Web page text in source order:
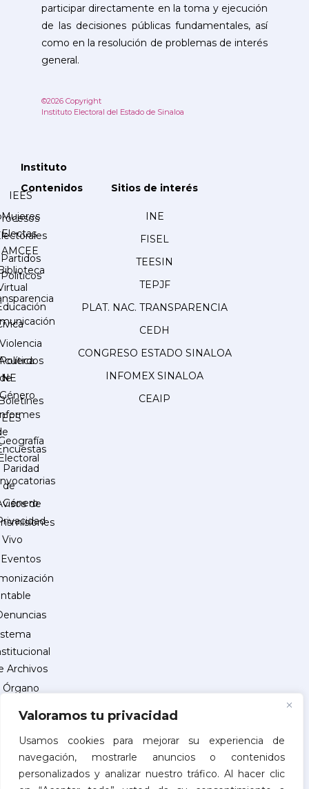
Valoramos tu privacidad
Usamos cookies para mejorar su experiencia de
navegación, mostrarle anuncios o contenidos
personalizados y analizar nuestro tráfico. Al hacer clic
participar directamente en la toma y ejecución
de las decisiones públicas fundamentales, así
como en la resolución de problemas de interés
general.
©2026 Copyright
Instituto Electoral del Estado de Sinaloa
Instituto
IEES
Partidos
Políticos
de
Contenidos
Mujeres
Electas
AMCEE
Violencia
Política
de
Género
Paridad
de
Género
Eventos
Archivos
Órgano
Control
Sitios de interés
INE
FISEL
TEESIN
TEPJF
PLAT. NAC. TRANSPARENCIA
CEDH
CONGRESO ESTADO SINALOA
INFOMEX SINALOA
CEAIP